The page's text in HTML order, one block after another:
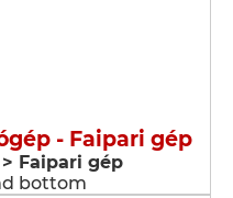
- Faipari gép
Faipari gép
bottom